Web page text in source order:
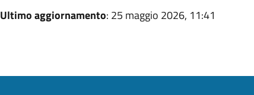
Ultimo aggiornamento: 25 maggio 2026, 11:41